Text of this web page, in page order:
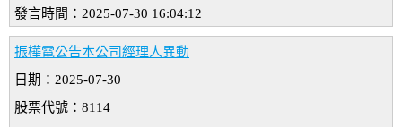
發言時間：2025-07-30 16:04:12
振樺電公告本公司經理人異動
日期：2025-07-30
股票代號：8114